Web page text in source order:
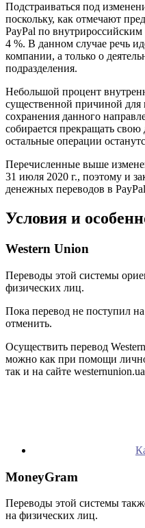
Подстраиваться под
поскольку, как отмечают
PayPal по внутрироссийским
4 %. В данном случае речь
компании, а только о
подразделения.
Небольшой процент
существенной причиной
сохранения данного
собирается прекращать
остальные операции
Перечисленные выше
31 июля 2020 г., поэтому и
денежных переводов в
Условия и
Western Union
Переводы этой системы
физических лиц.
Пока перевод не поступил
отменить.
Осуществить перевод
можно как при помощи
так и на сайте
MoneyGram
Переводы этой системы
на физических лиц.